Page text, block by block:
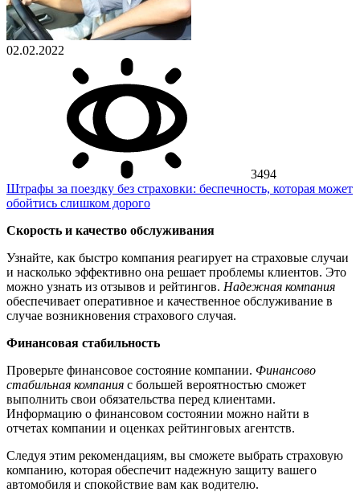
02.02.2022
3494
Штрафы за поездку без страховки: беспечность, которая может
обойтись слишком дорого
Скорость и качество обслуживания
Узнайте, как быстро компания реагирует на страховые случаи
и насколько эффективно она решает проблемы клиентов. Это
можно узнать из отзывов и рейтингов. Надежная компания
обеспечивает оперативное и качественное обслуживание в
случае возникновения страхового случая.
Финансовая стабильность
Проверьте финансовое состояние компании. Финансово
стабильная компания с большей вероятностью сможет
выполнить свои обязательства перед клиентами.
Информацию о финансовом состоянии можно найти в
отчетах компании и оценках рейтинговых агентств.
Следуя этим рекомендациям, вы сможете выбрать страховую
компанию, которая обеспечит надежную защиту вашего
автомобиля и спокойствие вам как водителю.